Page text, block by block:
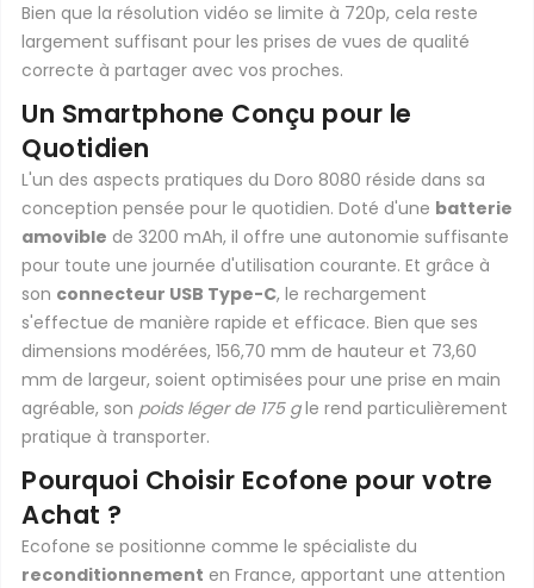
Bien que la résolution vidéo se limite à 720p, cela reste
largement suffisant pour les prises de vues de qualité
correcte à partager avec vos proches.
Un Smartphone Conçu pour le
Quotidien
L'un des aspects pratiques du Doro 8080 réside dans sa
conception pensée pour le quotidien. Doté d'une batterie
amovible de 3200 mAh, il offre une autonomie suffisante
pour toute une journée d'utilisation courante. Et grâce à
son connecteur USB Type-C, le rechargement
s'effectue de manière rapide et efficace. Bien que ses
dimensions modérées, 156,70 mm de hauteur et 73,60
mm de largeur, soient optimisées pour une prise en main
agréable, son poids léger de 175 gle rend particulièrement
pratique à transporter.
Pourquoi Choisir Ecofone pour votre
Achat ?
Ecofone se positionne comme le spécialiste du
reconditionnement en France, apportant une attention